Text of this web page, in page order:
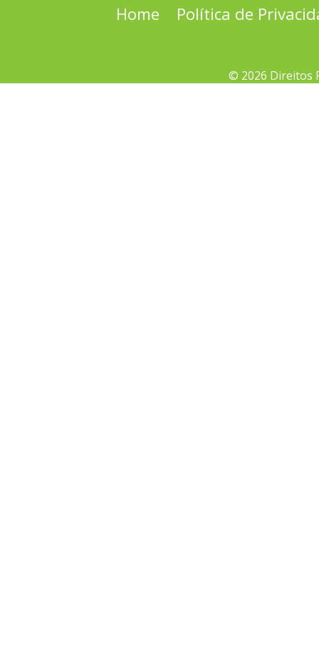
Home Política de
© 2026 Direitos